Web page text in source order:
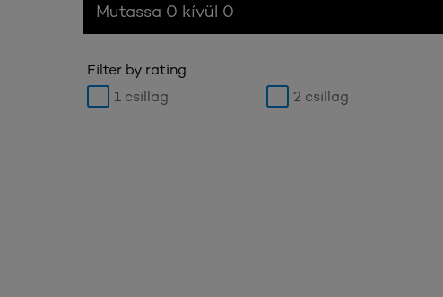
Mutassa 0 kívül 0
Filter by rating
1 csillag
2 csillag